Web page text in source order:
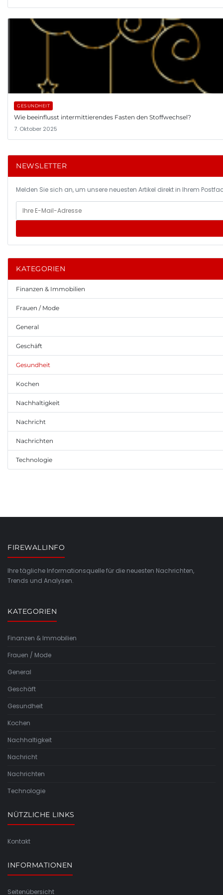
GESUNDHEIT
Wie beeinflusst intermittierendes Fasten den Stoffwechsel?
7. Oktober 2025
NEWSLETTER
Melden Sie sich an, um unsere neuesten Artikel direkt in Ihrem
KATEGORIEN
Finanzen & Immobilien
Frauen / Mode
General
Geschäft
Gesundheit
Kochen
Nachhaltigkeit
Nachricht
Nachrichten
Technologie
FIREWALLINFO
Ihre tägliche Informationsquelle für die neuesten Nachrichten,
Trends und Analysen.
KATEGORIEN
Finanzen & Immobilien
Frauen / Mode
General
Geschäft
Gesundheit
Kochen
Nachhaltigkeit
Nachricht
Nachrichten
Technologie
NÜTZLICHE LINKS
Kontakt
INFORMATIONEN
Seitenübersicht